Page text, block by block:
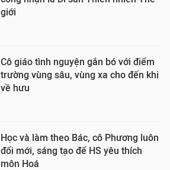
giới
Cô giáo tình nguyện gắn bó với điểm
trường vùng sâu, vùng xa cho đến khi
về hưu
Học và làm theo Bác, cô Phương luôn
đổi mới, sáng tạo để HS yêu thích
môn Hoá